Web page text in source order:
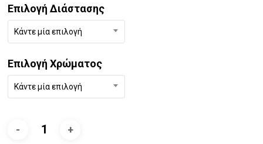
Επιλογή Διάστασης
Κάντε μία επιλογή
Επιλογή Χρώματος
Κάντε μία επιλογή